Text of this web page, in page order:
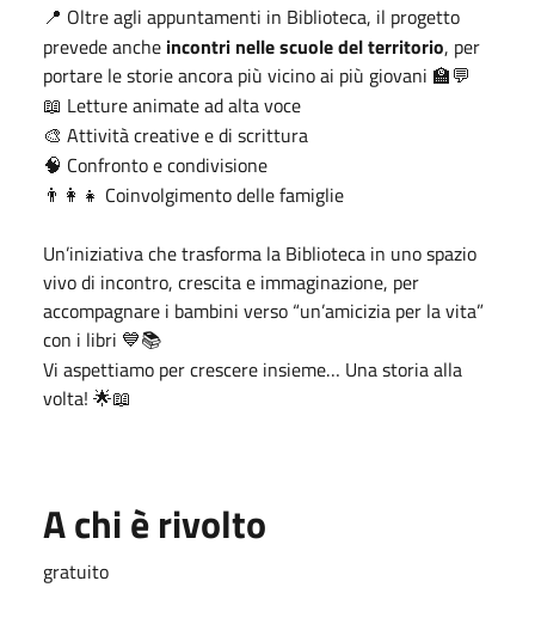
📍 Oltre agli appuntamenti in Biblioteca, il progetto
prevede anche incontri nelle scuole del territorio, per
portare le storie ancora più vicino ai più giovani 🏫💬
📖 Letture animate ad alta voce
🎨 Attività creative e di scrittura
🧠 Confronto e condivisione
👨 👩 👧 Coinvolgimento delle famiglie
Un’iniziativa che trasforma la Biblioteca in uno spazio
vivo di incontro, crescita e immaginazione, per
accompagnare i bambini verso “un’amicizia per la vita”
con i libri 💙📚
Vi aspettiamo per crescere insieme… Una storia alla
volta! 🌟📖
A chi è rivolto
gratuito